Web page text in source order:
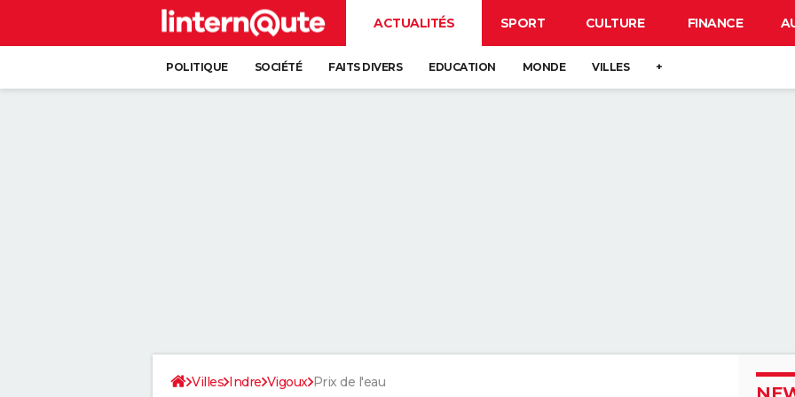
ACTUALITÉS SPORT CULTURE FINANCE
POLITIQUE SOCIÉTÉ FAITS DIVERS EDUCATION MONDE VILLES +
Villes Indre Vigoux Prix de l'eau